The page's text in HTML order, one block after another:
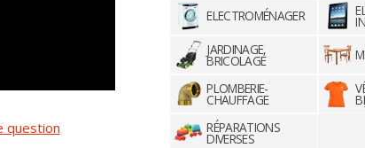
question
ELECTROMÉNAGER
JARDINAGE,
BRICOLAGE
PLOMBERIE-
CHAUFFAGE
RÉPARATIONS
DIVERSES